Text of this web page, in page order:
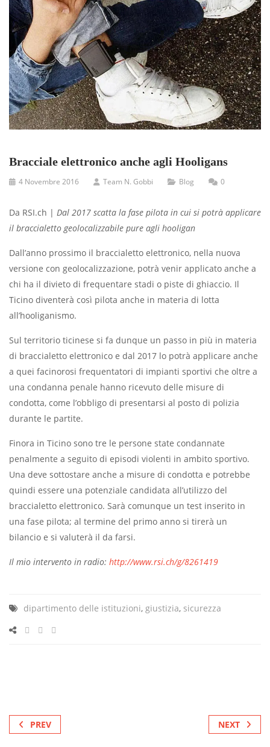
Bracciale elettronico anche agli Hooligans
4 Novembre 2016 Team N. Gobbi Blog 0
Da RSI.ch | Dal 2017 scatta la fase pilota in cui si potrà applicare
il braccialetto geolocalizzabile pure agli hooligan
Dall’anno prossimo il braccialetto elettronico, nella nuova
versione con geolocalizzazione, potrà venir applicato anche a
chi ha il divieto di frequentare stadi o piste di ghiaccio. Il
Ticino diventerà così pilota anche in materia di lotta
all’hooliganismo.
Sul territorio ticinese si fa dunque un passo in più in materia
di braccialetto elettronico e dal 2017 lo potrà applicare anche
a quei facinorosi frequentatori di impianti sportivi che oltre a
una condanna penale hanno ricevuto delle misure di
condotta, come l’obbligo di presentarsi al posto di polizia
durante le partite.
Finora in Ticino sono tre le persone state condannate
penalmente a seguito di episodi violenti in ambito sportivo.
Una deve sottostare anche a misure di condotta e potrebbe
quindi essere una potenziale candidata all’utilizzo del
braccialetto elettronico. Sarà comunque un test inserito in
una fase pilota; al termine del primo anno si tirerà un
bilancio e si valuterà il da farsi.
Il mio intervento in radio: http://www.rsi.ch/g/8261419
dipartimento delle istituzioni, giustizia, sicurezza
PREV NEXT